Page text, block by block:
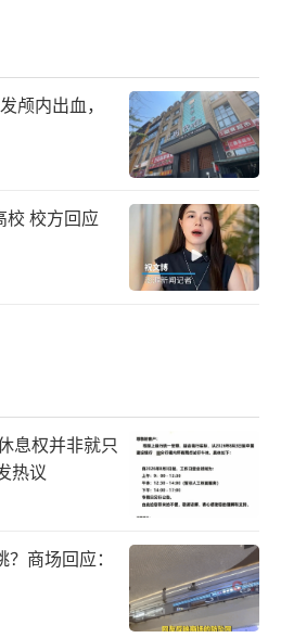
颅内出血，
校 校方回应
息权并非就只
热议
商场回应：